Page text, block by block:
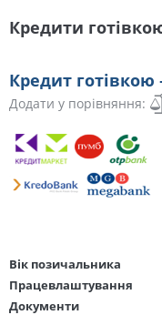
Кредити
Кредит готівкою
Додати у порівняння:
Вік позичальника
Працевлаштування
Документи